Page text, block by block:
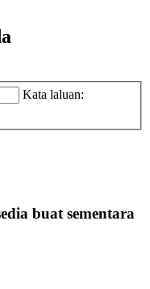
Kata laluan:
buat sementara